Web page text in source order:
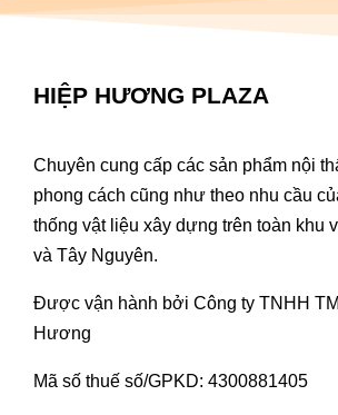
HIỆP HƯƠNG PLAZA
Chuyên cung cấp các sản phẩm nội
phong cách cũng như theo nhu cầu
thống vật liệu xây dựng trên toàn khu
và Tây Nguyên.
Được vận hành bởi Công ty TNHH
Hương
Mã số thuế số/GPKD: 4300881405